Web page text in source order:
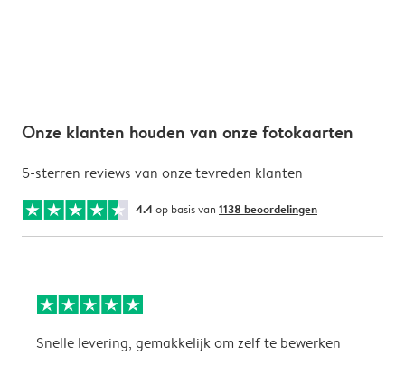
Onze klanten houden van onze fotokaarten
5-sterren reviews van onze tevreden klanten
4.4op basis van 1138 beoordelingen
Snelle levering, gemakkelijk om zelf te bewerken